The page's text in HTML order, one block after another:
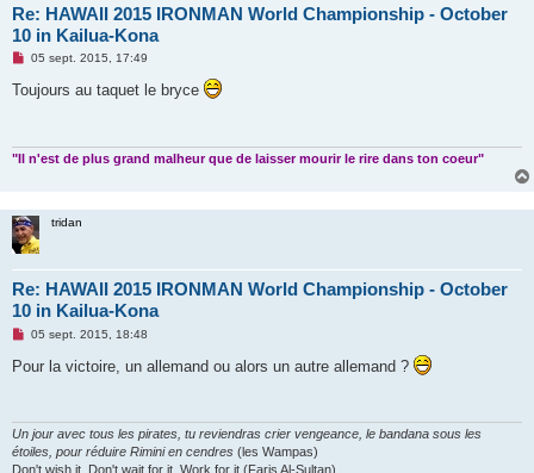
Re: HAWAII 2015 IRONMAN World Championship - October
10 in Kailua-Kona
M
s
n
u
05 sept. 2015, 17:49
Toujours au taquet le bryce
"Il n'est de plus grand malheur que de laisser mourir le rire dans ton coeur"
tridan
Re: HAWAII 2015 IRONMAN World Championship - October
10 in Kailua-Kona
M
s
s
n
o
05 sept. 2015, 18:48
Pour la victoire, un allemand ou alors un autre allemand ?
Un jour avec tous les pirates, tu reviendras crier vengeance, le bandana sous les
étoiles, pour réduire Rimini en cendres (les Wampas)
Don't wish it. Don't wait for it. Work for it (Faris Al-Sultan)